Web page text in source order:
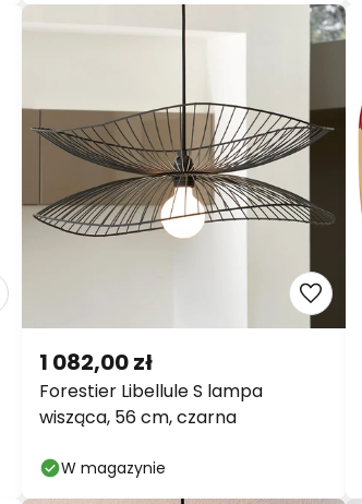
Forestier Libellule S lampa
wisząca, 56 cm, czarna
1 082,00 zł
W magazynie